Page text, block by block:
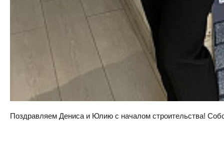
Поздравляем Дениса и Юлию с началом строительства!